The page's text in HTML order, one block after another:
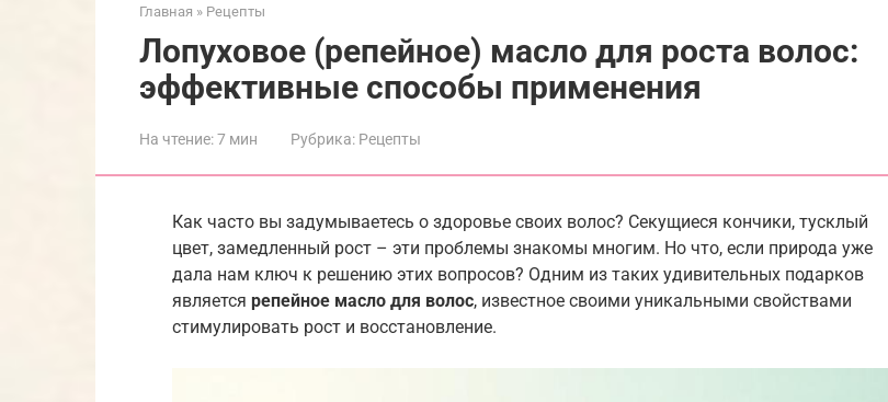
Главная » Рецепты
Лопуховое (репейное) масло для роста волос:
эффективные способы применения
На чтение:7 мин Рубрика: Рецепты
Как часто вы задумываетесь о здоровье своих волос? Секущиеся кончики, тусклый
цвет, замедленный рост – эти проблемы знакомы многим. Но что, если природа уже
дала нам ключ к решению этих вопросов? Одним из таких удивительных подарков
является репейное масло для волос, известное своими уникальными свойствами
стимулировать рост и восстановление.